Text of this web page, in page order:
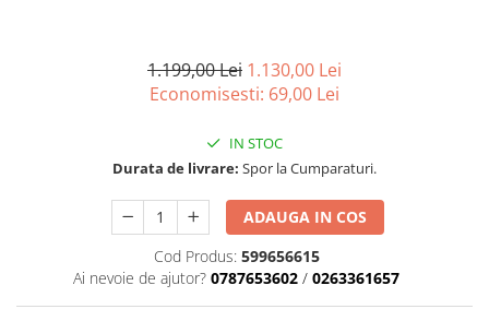
Accesorii Motocoase
Ham Motocoasa
Soluție/Detergent
Tractoare de grădină
1.199,00 Lei 1.130,00 Lei
Economisesti: 69,00 Lei
IN STOC
Durata de livrare: Spor la Cumparaturi.
ADAUGA IN COS
Cod Produs: 599656615
Ai nevoie de ajutor? 0787653602 / 0263361657